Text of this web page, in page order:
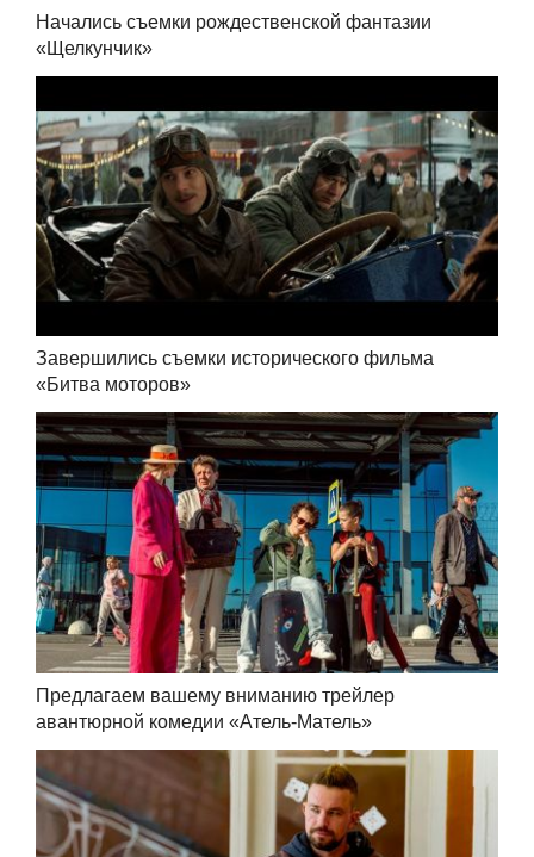
Начались съемки рождественской фантазии
«Щелкунчик»
Завершились съемки исторического фильма
«Битва моторов»
Предлагаем вашему вниманию трейлер
авантюрной комедии «Атель-Матель»